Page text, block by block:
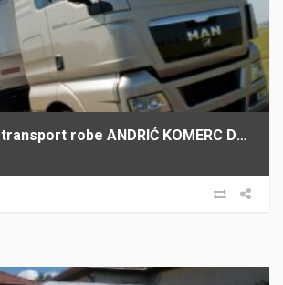
Međunarodni transport robe ANDRIĆ KOMERC DOO Loznica